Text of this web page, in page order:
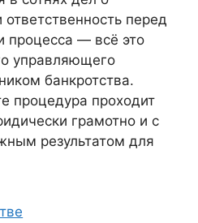
ответственность перед
процесса — всё это
управляющего
банкротства.
процедура проходит
грамотно и с
результатом для